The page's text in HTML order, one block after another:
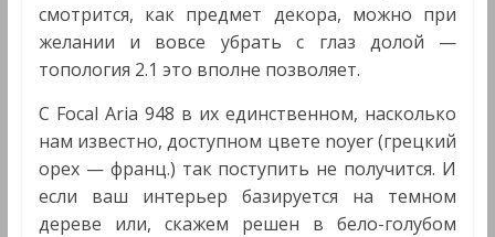
смотрится, как предмет декора, можно при
желании и вовсе убрать с глаз долой —
топология 2.1 это вполне позволяет.
С Focal Aria 948 в их единственном, насколько
нам известно, доступном цвете noyer (грецкий
орех — франц.) так поступить не получится. И
если ваш интерьер базируется на темном
дереве или, скажем решен в бело-голубом